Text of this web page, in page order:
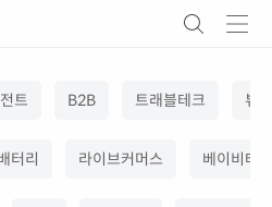
트 B2B 트래블테크 뷰
터리 라이브커머스 베이비테크